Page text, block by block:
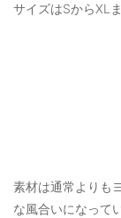
サイズはSからXL
素材は通常よりも
な風合いになって